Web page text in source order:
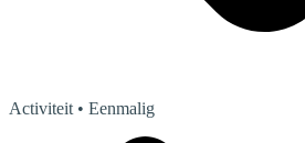
Activiteit • Eenmalig